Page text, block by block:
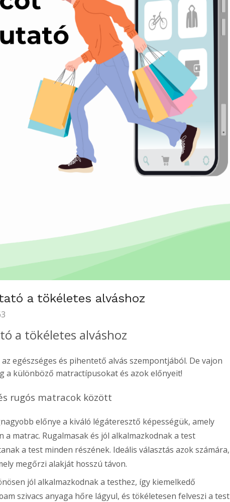
a tökéletes alváshoz
a tökéletes alváshoz
egészséges és pihentető alvás szempontjából. De vajon
a különböző matractípusokat és azok előnyeit!
rugós matracok között
előnye a kiváló légáteresztő képességük, amely
matrac. Rugalmasak és jól alkalmazkodnak a test
a test minden részének. Ideális választás azok számára,
megőrzi alakját hosszú távon.
jól alkalmazkodnak a testhez, így kiemelkedő
szivacs anyaga hőre lágyul, és tökéletesen felveszi a test